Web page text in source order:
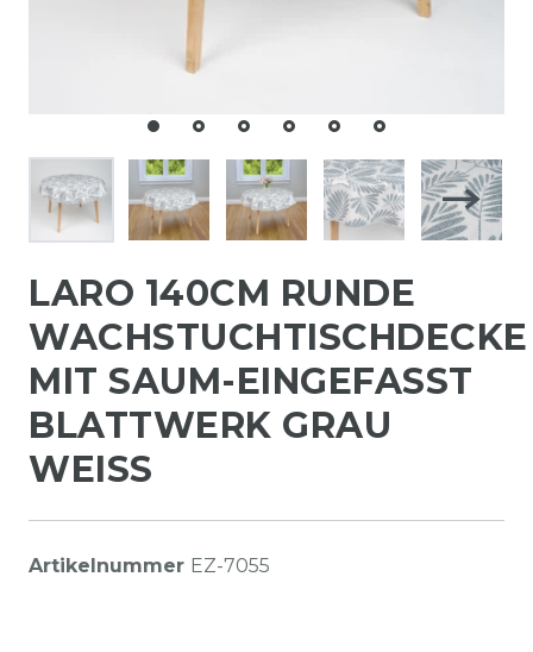
LARO 140CM RUNDE
WACHSTUCHTISCHDECKE
MIT SAUM-EINGEFASST
BLATTWERK GRAU
WEISS
Artikelnummer EZ-7055